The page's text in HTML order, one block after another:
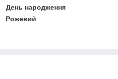
День народження
Рожевий